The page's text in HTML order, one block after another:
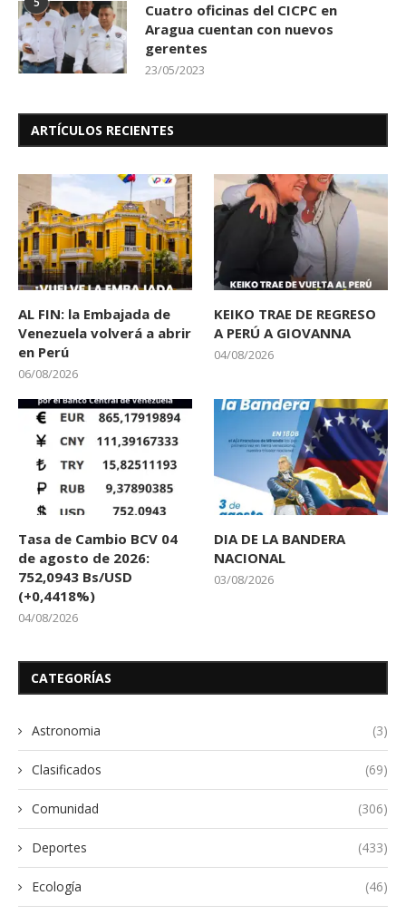
Cuatro oficinas del CICPC en
Aragua cuentan con nuevos
gerentes
23/05/2023
ARTÍCULOS RECIENTES
AL FIN: la Embajada de
Venezuela volverá a abrir
en Perú
06/08/2026
KEIKO TRAE DE REGRESO
A PERÚ A GIOVANNA
04/08/2026
Tasa de Cambio BCV 04
de agosto de 2026:
752,0943 Bs/USD
(+0,4418%)
04/08/2026
DIA DE LA BANDERA
NACIONAL
03/08/2026
CATEGORÍAS
Astronomia (3)
Clasificados (69)
Comunidad (306)
Deportes (433)
Ecología (46)